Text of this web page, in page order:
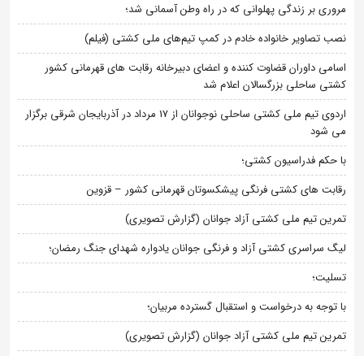
مروری بر زندگی پهلوانی که در راه وطن آسمانی شد؛
نصب تصاویر خانواده خادم در کمپ تیم‌های ملی کشتی (فیلم)
اسامی داوران قضاوت کننده و اعضای دبیرخانه رقابت های قهرمانی کشور
کشتی ساحلی بزرگسالان اعلام شد
اردوی تیم ملی کشتی ساحلی نوجوانان از 17 مرداد در آذربایجان شرقی برگزار
می شود
با حکم فدراسیون کشتی؛
رقابت های کشتی فرنگی پیشکسوتان قهرمانی کشور – قزوین
تمرین تیم ملی کشتی آزاد جوانان (گزارش تصویری)
لیگ سراسری کشتی آزاد و فرنگی جوانان یادواره شهدای جنگ رمضان؛
تسلیت؛
با توجه به درخواست و استقبال گسترده مربیان؛
تمرین تیم ملی کشتی آزاد جوانان (گزارش تصویری)